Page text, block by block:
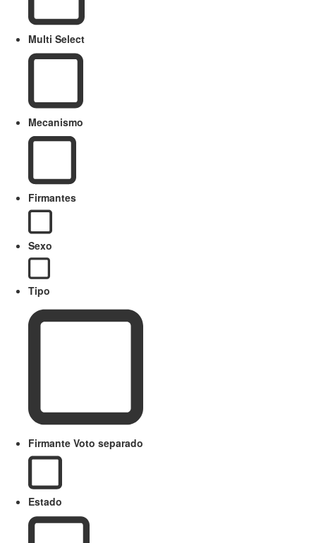
Multi Select
Mecanismo
Firmantes
Sexo
Tipo
Firmante Voto separado
Estado